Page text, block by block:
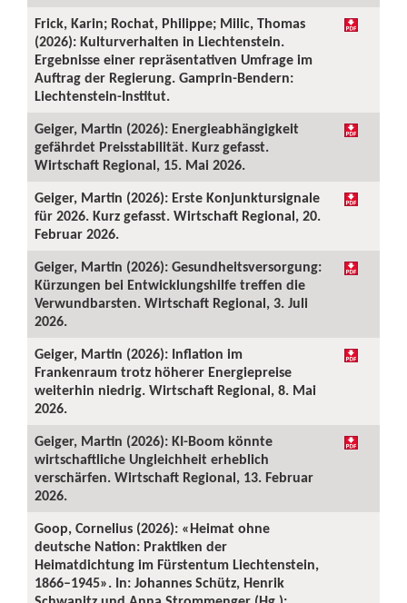
Frick, Karin; Rochat, Philippe; Milic, Thomas
(2026): Kulturverhalten in Liechtenstein.
Ergebnisse einer repräsentativen Umfrage im
Auftrag der Regierung. Gamprin-Bendern:
Liechtenstein-Institut.
Geiger, Martin (2026): Energieabhängigkeit
gefährdet Preisstabilität. Kurz gefasst.
Wirtschaft Regional, 15. Mai 2026.
Geiger, Martin (2026): Erste Konjunktursignale
für 2026. Kurz gefasst. Wirtschaft Regional, 20.
Februar 2026.
Geiger, Martin (2026): Gesundheitsversorgung:
Kürzungen bei Entwicklungshilfe treffen die
Verwundbarsten. Wirtschaft Regional, 3. Juli
2026.
Geiger, Martin (2026): Inflation im
Frankenraum trotz höherer Energiepreise
weiterhin niedrig. Wirtschaft Regional, 8. Mai
2026.
Geiger, Martin (2026): KI-Boom könnte
wirtschaftliche Ungleichheit erheblich
verschärfen. Wirtschaft Regional, 13. Februar
2026.
Goop, Cornelius (2026): «Heimat ohne
deutsche Nation: Praktiken der
Heimatdichtung im Fürstentum Liechtenstein,
1866–1945». In: Johannes Schütz, Henrik